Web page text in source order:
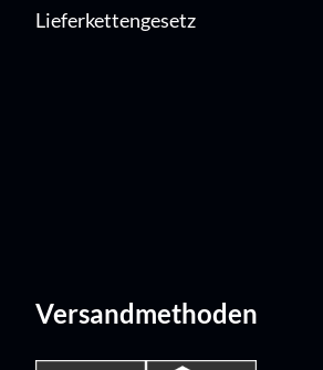
Lieferkettengesetz
Versandmethoden